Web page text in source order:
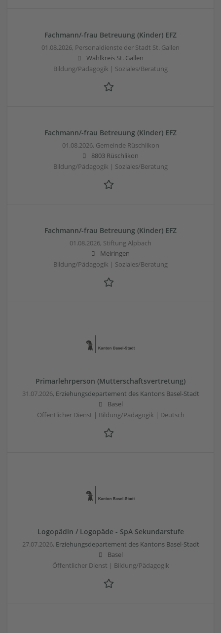
Fachmann/-frau Betreuung (Kinder) EFZ
01.08.2026, Personaldienste der Stadt St. Gallen
Wahlkreis St. Gallen
Bildung/Pädagogik | Soziales/Beratung
Fachmann/-frau Betreuung (Kinder) EFZ
01.08.2026, Gemeinde Rüschlikon
8803 Rüschlikon
Bildung/Pädagogik | Soziales/Beratung
Fachmann/-frau Betreuung (Kinder) EFZ
01.08.2026, Stiftung Alpbach
Meiringen
Bildung/Pädagogik | Soziales/Beratung
Primarlehrperson (Mutterschaftsvertretung)
31.07.2026, Erziehungsdepartement des Kantons Basel-Stadt
Basel
Öffentlicher Dienst | Bildung/Pädagogik | Deutsch
Logopädin / Logopäde - SpA Sekundarstufe
27.07.2026, Erziehungsdepartement des Kantons Basel-Stadt
Basel
Öffentlicher Dienst | Bildung/Pädagogik